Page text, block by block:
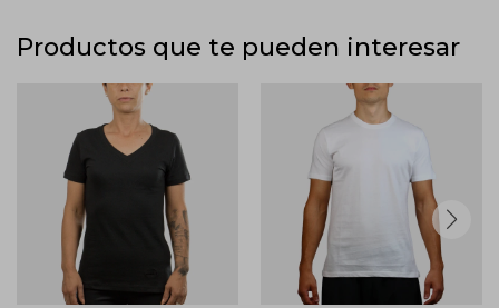
Productos que te pueden interesar